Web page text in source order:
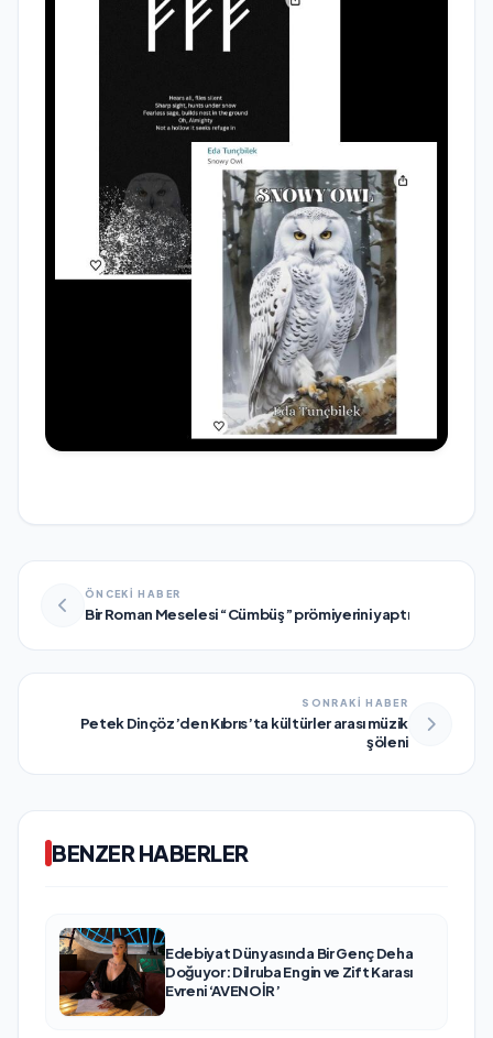
ÖNCEKİ HABER
Bir Roman Meselesi “Cümbüş” prömiyerini yaptı
SONRAKİ HABER
Petek Dinçöz’den Kıbrıs’ta kültürler arası müzik
şöleni
BENZER HABERLER
Edebiyat Dünyasında Bir Genç Deha
Doğuyor: Dilruba Engin ve Zift Karası
Evreni ‘AVENOİR’